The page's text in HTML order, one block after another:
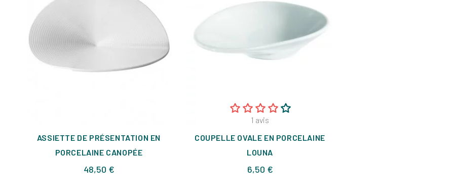
ASSIETTE DE PRÉSENTATION EN
PORCELAINE CANOPÉE
48,50 €Prix
1 avis
COUPELLE OVALE EN PORCELAINE
LOUNA
6,50 €Prix